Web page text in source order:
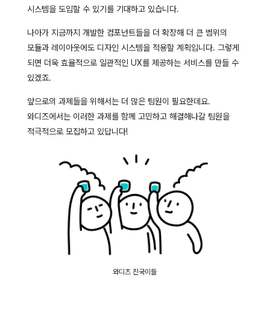
시스템을 도입할 수 있기를 기대하고 있습니다.
나아가 지금까지 개발한 컴포넌트들을 더 확장해 더 큰 범위의
모듈과 레이아웃에도 디자인 시스템을 적용할 계획입니다. 그렇게
되면 더욱 효율적으로 일관적인 UX를 제공하는 서비스를 만들 수
있겠죠.
앞으로의 과제들을 위해서는 더 많은 팀원이 필요한데요.
와디즈에서는 이러한 과제를 함께 고민하고 해결해나갈 팀원을
적극적으로 모집하고 있답니다!
와디즈 진국이들